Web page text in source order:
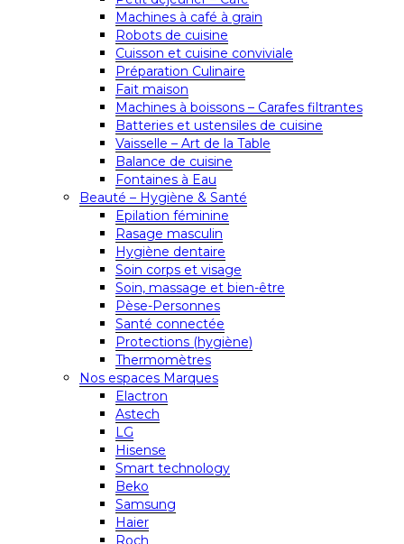
Machines à café à grain
Robots de cuisine
Cuisson et cuisine conviviale
Préparation Culinaire
Fait maison
Machines à boissons – Carafes filtrantes
Batteries et ustensiles de cuisine
Vaisselle – Art de la Table
Balance de cuisine
Fontaines à Eau
Beauté – Hygiène & Santé
Epilation féminine
Rasage masculin
Hygiène dentaire
Soin corps et visage
Soin, massage et bien-être
Pèse-Personnes
Santé connectée
Protections (hygiène)
Thermomètres
Nos espaces Marques
Elactron
Astech
LG
Hisense
Smart technology
Beko
Samsung
Haier
Roch